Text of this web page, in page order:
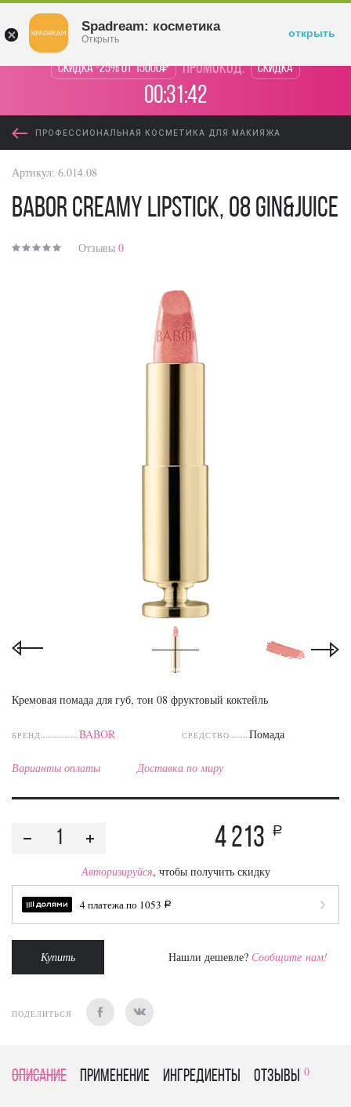
Скидка -25% от 15000₽ промокод: Скидка
00:31:42
ПРОФЕССИОНАЛЬНАЯ КОСМЕТИКА ДЛЯ МАКИЯЖА
Артикул: 6.014.08
BABOR Creamy Lipstick, 08 gin&juice
Отзывы 0
Кремовая помада для губ, тон 08 фруктовый коктейль
БРЕНД BABOR СРЕДСТВО Помада
Варианты оплаты Доставка по миру
4 213 a
Авторизируйся, чтобы получить скидку
4 платежа по 1053 a
Купить Нашли дешевле? Сообщите нам!
ПОДЕЛИТЬСЯ
Описание Применение Ингредиенты отзывы 0
Spadream: косметика
Открыть открыть